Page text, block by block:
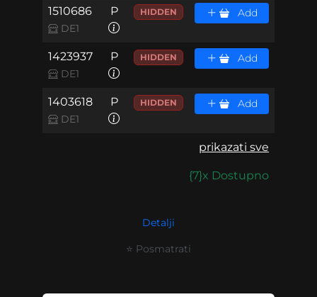
1510686
DE1
P HIDDEN Add
1423937
DE1
P HIDDEN Add
1403618
DE1
P HIDDEN Add
prikazati sve
{7}x Dostupno
Detalji
⭐ Posmatrati